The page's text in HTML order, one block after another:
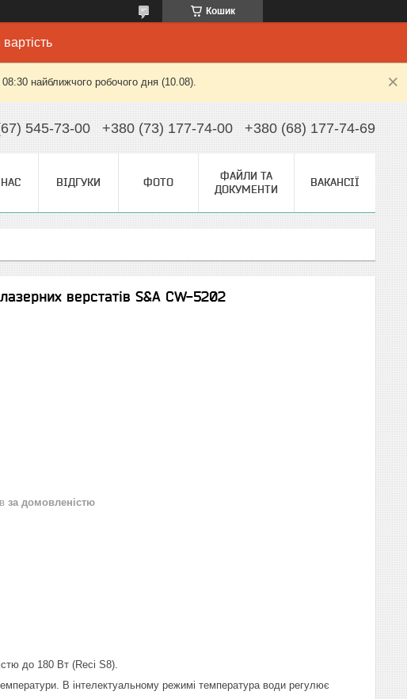
Кошик
найближчого робочого дня (10.08).
545-73-00 +380 (73) 177-74-00 +380 (68) 177-74-69
ВІДГУКИ ФОТО
ФАЙЛИ ТА
ДОКУМЕНТИ
ВАКАНСІЇ
верстатів S&A CW-5202
за домовленістю
до 180 Вт (Reci S8).
В інтелектуальному режимі температура води регулює